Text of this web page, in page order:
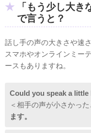
「もう少し大
で言うと？
話し手の声の大きさや速
スマホやオンラインミー
ースもありますね。
Could you speak a little
＜相手の声が小さかった
ます。